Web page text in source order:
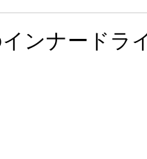
ンナードラ